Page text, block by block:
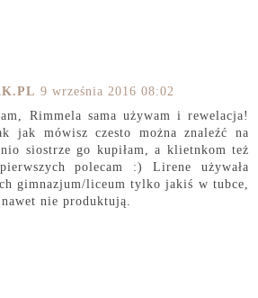
9 września 2016 08:02
Rimmela sama używam i rewelacja!
jak mówisz czesto można znaleźć na
siostrze go kupiłam, a klietnkom też
polecam :) Lirene używała
gimnazjum/liceum tylko jakiś w tubce,
nie produktują.